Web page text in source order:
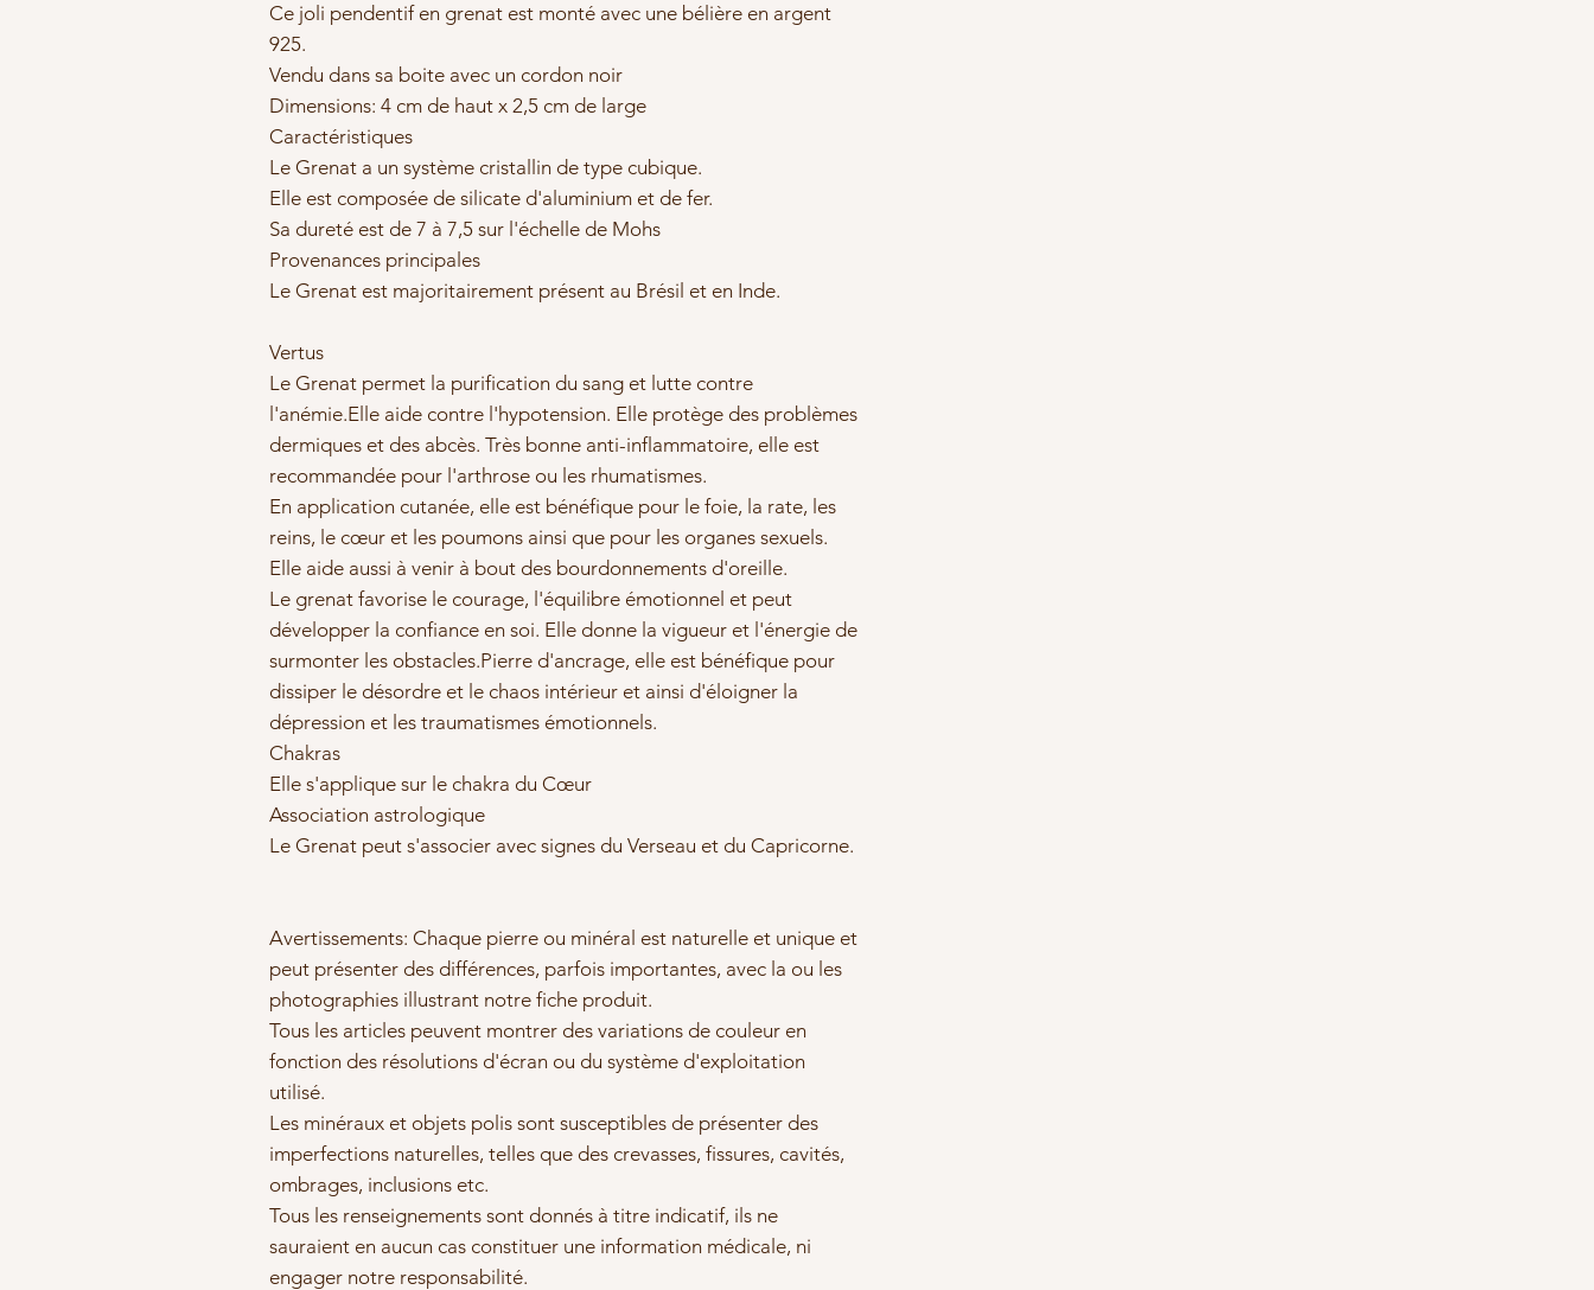
Ce joli pendentif en grenat est monté avec une bélière en argent
925.
Vendu dans sa boite avec un cordon noir
Dimensions: 4 cm de haut x 2,5 cm de large
Caractéristiques
Le Grenat a un système cristallin de type cubique.
Elle est composée de silicate d'aluminium et de fer.
Sa dureté est de 7 à 7,5 sur l'échelle de Mohs
Provenances principales
Le Grenat est majoritairement présent au Brésil et en Inde.
Vertus
Le Grenat permet la purification du sang et lutte contre
l'anémie.Elle aide contre l'hypotension. Elle protège des problèmes
dermiques et des abcès. Très bonne anti-inflammatoire, elle est
recommandée pour l'arthrose ou les rhumatismes.
En application cutanée, elle est bénéfique pour le foie, la rate, les
reins, le cœur et les poumons ainsi que pour les organes sexuels.
Elle aide aussi à venir à bout des bourdonnements d'oreille.
Le grenat favorise le courage, l'équilibre émotionnel et peut
développer la confiance en soi. Elle donne la vigueur et l'énergie de
surmonter les obstacles.Pierre d'ancrage, elle est bénéfique pour
dissiper le désordre et le chaos intérieur et ainsi d'éloigner la
dépression et les traumatismes émotionnels.
Chakras
Elle s'applique sur le chakra du Cœur
Association astrologique
Le Grenat peut s'associer avec signes du Verseau et du Capricorne.
Avertissements: Chaque pierre ou minéral est naturelle et unique et
peut présenter des différences, parfois importantes, avec la ou les
photographies illustrant notre fiche produit.
Tous les articles peuvent montrer des variations de couleur en
fonction des résolutions d'écran ou du système d'exploitation
utilisé.
Les minéraux et objets polis sont susceptibles de présenter des
imperfections naturelles, telles que des crevasses, fissures, cavités,
ombrages, inclusions etc.
Tous les renseignements sont donnés à titre indicatif, ils ne
sauraient en aucun cas constituer une information médicale, ni
engager notre responsabilité.